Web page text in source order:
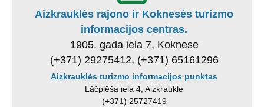
Aizkrauklės rajono ir Koknesės turizmo
informacijos centras.
1905. gada iela 7, Koknese
(+371) 29275412, (+371) 65161296
Aizkrauklės turizmo informacijos punktas
Lāčplēša iela 4, Aizkraukle
(+371) 25727419